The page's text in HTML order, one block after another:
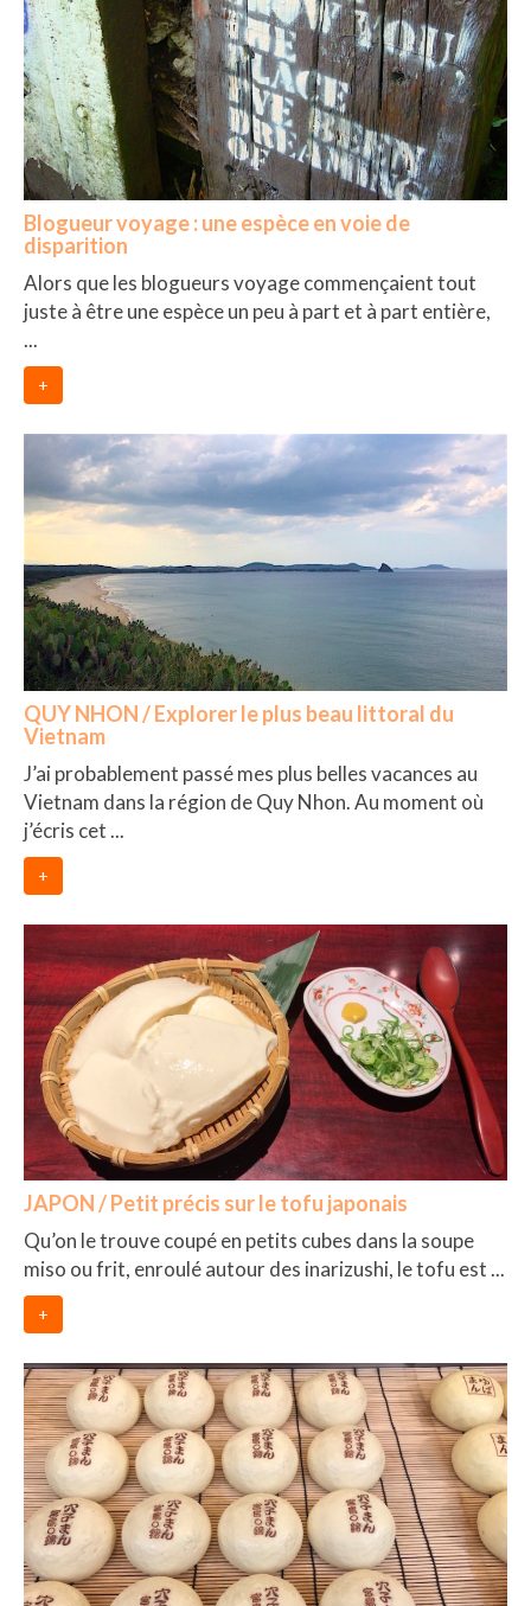
Blogueur voyage : une espèce en voie de
disparition
Alors que les blogueurs voyage commençaient tout
juste à être une espèce un peu à part et à part entière,
...
+
QUY NHON / Explorer le plus beau littoral du
Vietnam
J’ai probablement passé mes plus belles vacances au
Vietnam dans la région de Quy Nhon. Au moment où
j’écris cet ...
+
JAPON / Petit précis sur le tofu japonais
Qu’on le trouve coupé en petits cubes dans la soupe
miso ou frit, enroulé autour des inarizushi, le tofu est ...
+